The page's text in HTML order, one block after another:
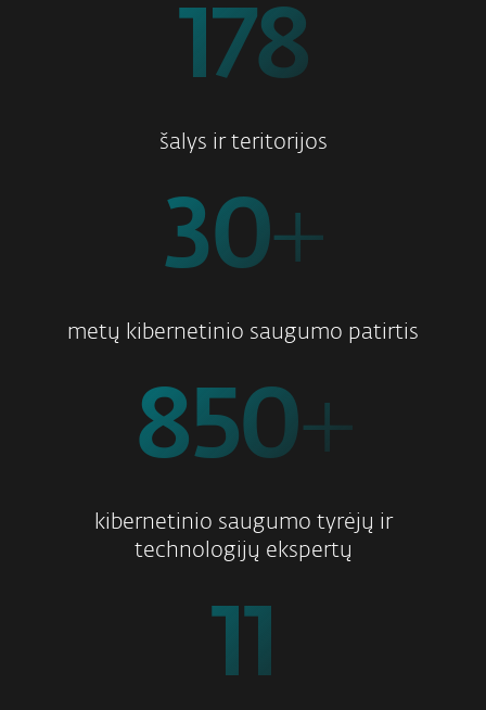
178
šalys ir teritorijos
30+
metų kibernetinio saugumo patirtis
850+
kibernetinio saugumo tyrėjų ir
technologijų ekspertų
11